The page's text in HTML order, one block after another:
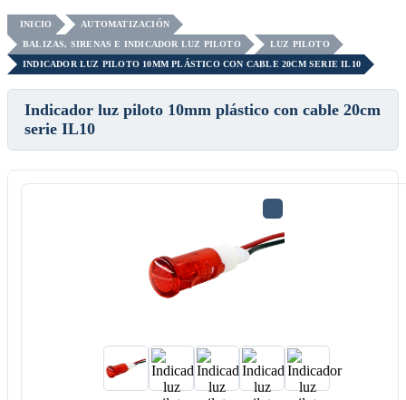
INICIO
AUTOMATIZACIÓN
BALIZAS, SIRENAS E INDICADOR LUZ PILOTO
LUZ PILOTO
INDICADOR LUZ PILOTO 10MM PLÁSTICO CON CABLE 20CM SERIE IL10
Indicador luz piloto 10mm plástico con cable 20cm
serie IL10